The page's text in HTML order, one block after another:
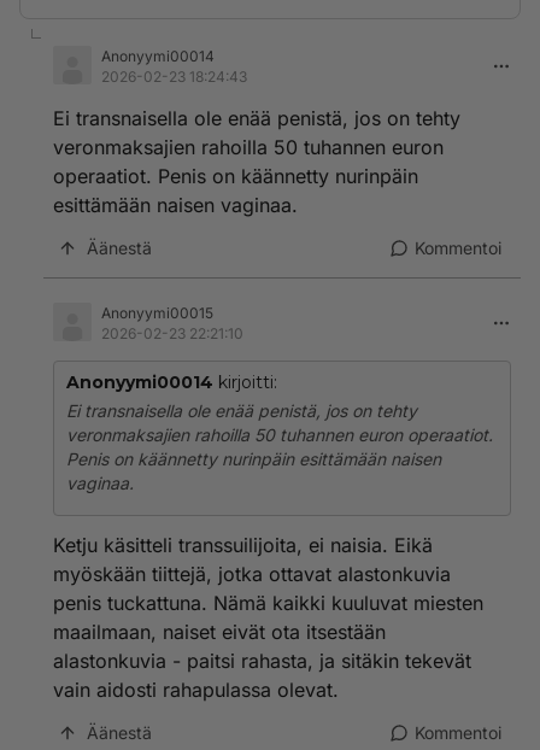
Anonyymi00014
2026-02-23 18:24:43
Ei transnaisella ole enää penistä, jos on tehty
veronmaksajien rahoilla 50 tuhannen euron
operaatiot. Penis on käännetty nurinpäin
esittämään naisen vaginaa.
Äänestä Kommentoi
Anonyymi00015
2026-02-23 22:21:10
Anonyymi00014 kirjoitti:
Ei transnaisella ole enää penistä, jos on tehty
veronmaksajien rahoilla 50 tuhannen euron operaatiot.
Penis on käännetty nurinpäin esittämään naisen
vaginaa.
Ketju käsitteli transsuilijoita, ei naisia. Eikä
myöskään tiittejä, jotka ottavat alastonkuvia
penis tuckattuna. Nämä kaikki kuuluvat miesten
maailmaan, naiset eivät ota itsestään
alastonkuvia - paitsi rahasta, ja sitäkin tekevät
vain aidosti rahapulassa olevat.
Äänestä Kommentoi